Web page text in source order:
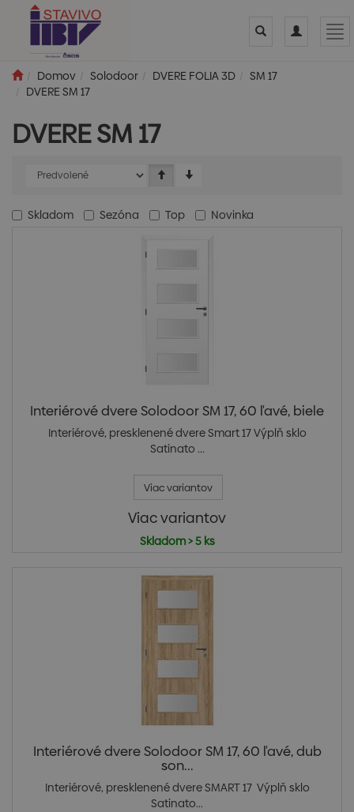
Toggle
Toggle
Domov
Solodoor DVERE FOLIA 3D
SM 17
DVERE SM 17
DVERE SM 17
Skladom Sezóna Top Novinka
Interiérové dvere Solodoor SM 17, 60 ľavé, biele
Interiérové, presklenené dvere Smart 17 Výplň sklo
Satinato ...
Viac variantov
Viac variantov
Skladom > 5 ks
Interiérové dvere Solodoor SM 17, 60 ľavé, dub
son...
Interiérové, presklenené dvere SMART 17 Výplň sklo
Satinato...